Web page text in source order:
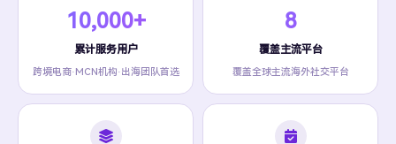
10,000+
累计服务用户
跨境电商·MCN机构·出海团队首选
8
覆盖主流平台
覆盖全球主流海外社交平台